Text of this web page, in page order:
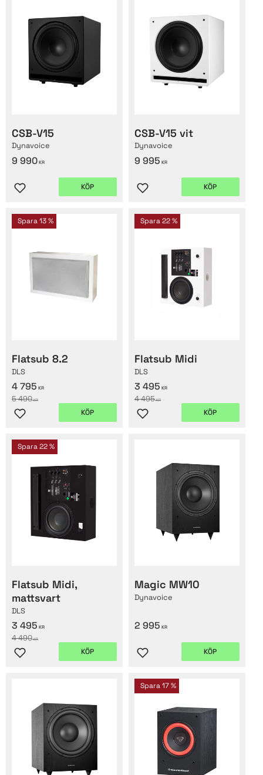
CSB-V15
Dynavoice
9 990 KR
Lägg till i favoriter
KÖP
CSB-V15 vit
Dynavoice
9 995 KR
Lägg till i favoriter
KÖP
Flatsub 8.2
DLS
4 795 KR
5 490KR
Spara13 %
Lägg till i favoriter
KÖP
Flatsub Midi
DLS
3 495 KR
4 495KR
Spara22 %
Lägg till i favoriter
KÖP
Flatsub Midi,
mattsvart
DLS
3 495 KR
4 490KR
Spara22 %
Lägg till i favoriter
KÖP
Magic MW10
Dynavoice
2 995 KR
Lägg till i favoriter
KÖP
Spara17 %